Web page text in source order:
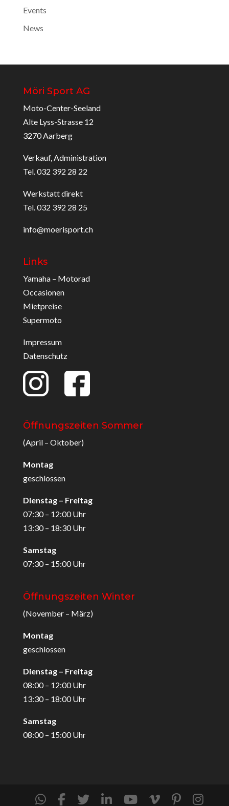
Events
News
Möri Sport AG
Moto-Center-Seeland
Alte Lyss-Strasse 12
3270 Aarberg
Verkauf, Administration
Tel. 032 392 28 22
Werkstatt direkt
Tel. 032 392 28 25
info@moerisport.ch
Links
Yamaha – Motorad
Occasionen
Mietpreise
Supermoto
Impressum
Datenschutz
Öffnungszeiten Sommer
(April – Oktober)
Montag
geschlossen
Dienstag – Freitag
07:30 – 12:00 Uhr
13:30 – 18:30 Uhr
Samstag
07:30 – 15:00 Uhr
Öffnungszeiten Winter
(November – März)
Montag
geschlossen
Dienstag – Freitag
08:00 – 12:00 Uhr
13:30 – 18:00 Uhr
Samstag
08:00 – 15:00 Uhr